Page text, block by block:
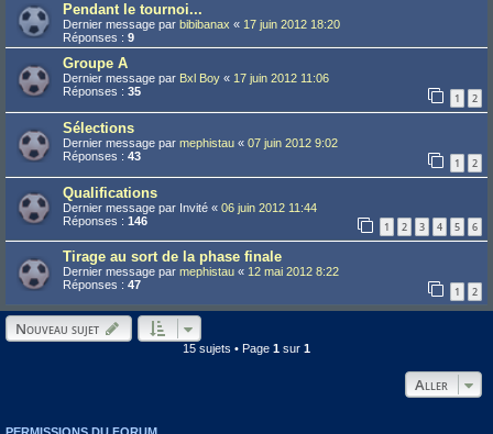
Pendant le tournoi...
Dernier message par bibibanax « 17 juin 2012 18:20
Réponses : 9
Groupe A
Dernier message par Bxl Boy « 17 juin 2012 11:06
Réponses : 35 1 2
Sélections
Dernier message par mephistau « 07 juin 2012 9:02
Réponses : 43 1 2
Qualifications
Dernier message par Invité « 06 juin 2012 11:44
Réponses : 146 1 2 3 4 5 6
Tirage au sort de la phase finale
Dernier message par mephistau « 12 mai 2012 8:22
Réponses : 47 1 2
Nouveau sujet
15 sujets • Page 1 sur 1
Aller